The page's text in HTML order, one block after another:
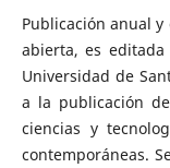
Publicación anual
abierta, es
Universidad de
a la publicación
ciencias y
contemporáneas.